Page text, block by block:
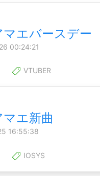
マエバースデー
00:24:21
VTUBER
エ新曲
16:55:38
IOSYS